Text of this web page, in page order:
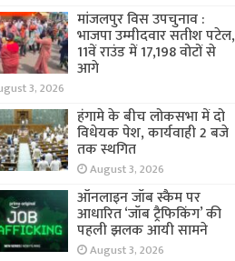
मांजलपुर विस उपचुनाव :
भाजपा उम्मीदवार सतीश पटेल,
11वें राउंड में 17,198 वोटों से
आगे
3, 2026
हंगामे के बीच लोकसभा में दो
विधेयक पेश, कार्यवाही 2 बजे
तक स्थगित
August 3, 2026
ऑनलाइन जॉब स्कैम पर
आधारित ‘जॉब ट्रैफिकिंग’ की
पहली झलक आयी सामने
August 3, 2026